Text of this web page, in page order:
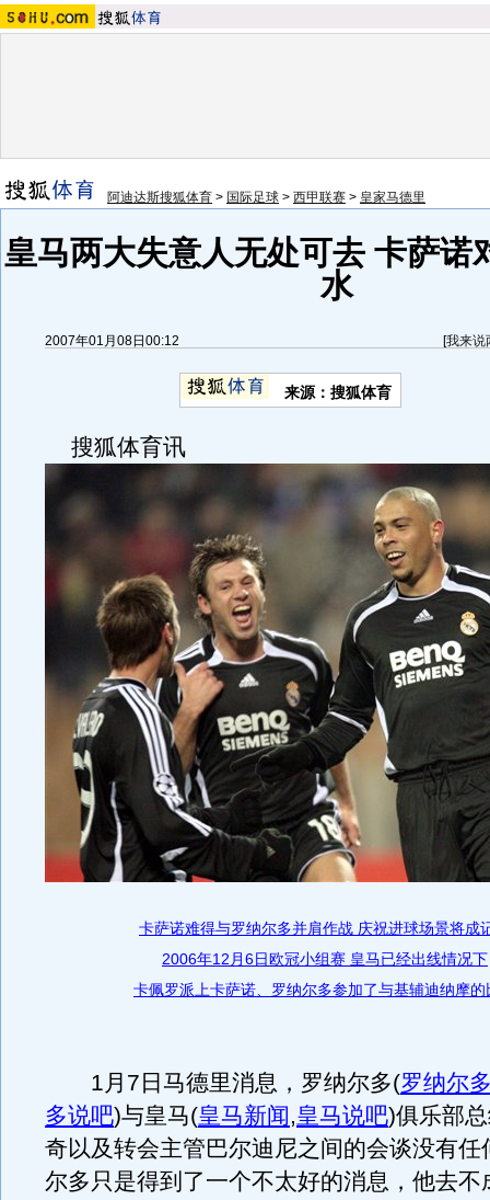
阿迪达斯搜狐体育 > 国际足球 > 西甲联赛 > 皇家马德里
皇马两大失意人无处可去 卡萨诺
水
2007年01月08日00:12 [我来说
来源：搜狐体育
搜狐体育讯
卡萨诺难得与罗纳尔多并肩作战 庆祝进球场景将成
2006年12月6日欧冠小组赛 皇马已经出线情况下
卡佩罗派上卡萨诺、罗纳尔多参加了与基辅迪纳摩的
1月7日马德里消息，罗纳尔多(罗纳尔
多说吧)与皇马(皇马新闻,皇马说吧)俱乐部
奇以及转会主管巴尔迪尼之间的会谈没有任
尔多只是得到了一个不太好的消息，他去不